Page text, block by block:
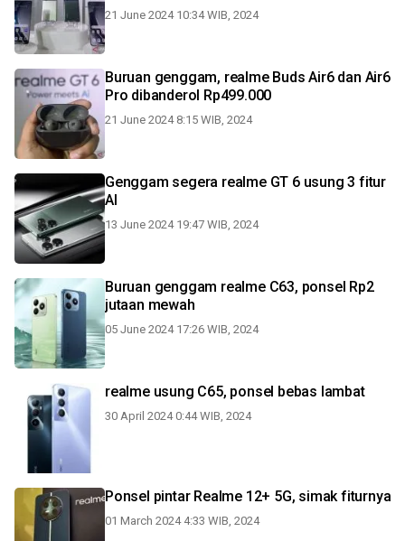
21 June 2024 10:34 WIB, 2024
Buruan genggam, realme Buds Air6 dan Air6
Pro dibanderol Rp499.000
21 June 2024 8:15 WIB, 2024
Genggam segera realme GT 6 usung 3 fitur
AI
13 June 2024 19:47 WIB, 2024
Buruan genggam realme C63, ponsel Rp2
jutaan mewah
05 June 2024 17:26 WIB, 2024
realme usung C65, ponsel bebas lambat
30 April 2024 0:44 WIB, 2024
Ponsel pintar Realme 12+ 5G, simak fiturnya
01 March 2024 4:33 WIB, 2024